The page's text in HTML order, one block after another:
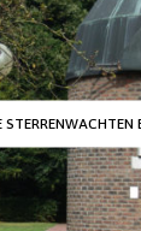
STERRENWACHTEN